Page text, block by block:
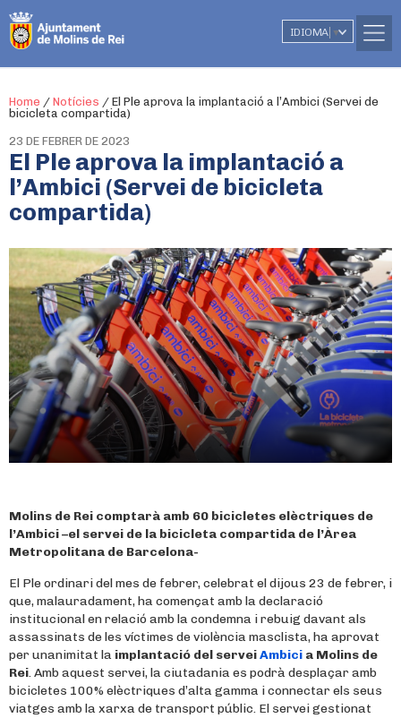
IDIOMA ▼
Home / Notícies / El Ple aprova la implantació a l’Ambici (Servei de
bicicleta compartida)
23 DE FEBRER DE 2023
El Ple aprova la implantació a
l’Ambici (Servei de bicicleta
compartida)
Molins de Rei comptarà amb 60 bicicletes elèctriques de
l’Ambici –el servei de la bicicleta compartida de l’Àrea
Metropolitana de Barcelona-
El Ple ordinari del mes de febrer, celebrat el dijous 23 de febrer, i
que, malauradament, ha començat amb la declaració
institucional en relació amb la condemna i rebuig davant als
assassinats de les víctimes de violència masclista, ha aprovat
per unanimitat la implantació del serveiAmbici a Molins de
Rei. Amb aquest servei, la ciutadania es podrà desplaçar amb
bicicletes 100% elèctriques d’alta gamma i connectar els seus
viatges amb la xarxa de transport públic. El servei gestionat